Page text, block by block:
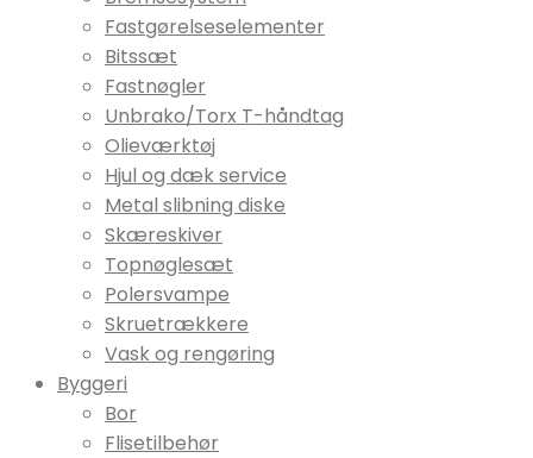
Fastgørelseselementer
Bitssæt
Fastnøgler
Unbrako/Torx T-håndtag
Olieværktøj
Hjul og dæk service
Metal slibning diske
Skæreskiver
Topnøglesæt
Polersvampe
Skruetrækkere
Vask og rengøring
Byggeri
Bor
Flisetilbehør